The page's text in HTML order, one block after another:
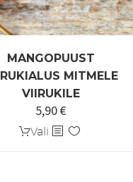
MANGOPUUST
MITMELE
VIIRUKILE
5,90€
Vali Sellel
tootel